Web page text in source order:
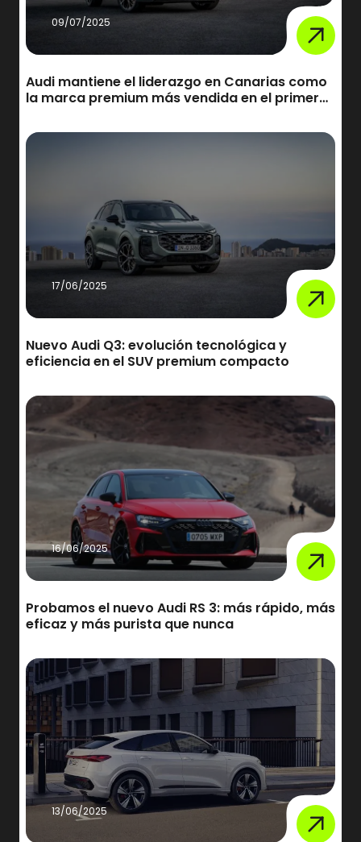
09/07/2025
Audi mantiene el liderazgo en Canarias como
la marca premium más vendida en el primer
17/06/2025
Nuevo Audi Q3: evolución tecnológica y
eficiencia en el SUV premium compacto
16/06/2025
Probamos el nuevo Audi RS 3: más rápido, más
eficaz y más purista que nunca
13/06/2025